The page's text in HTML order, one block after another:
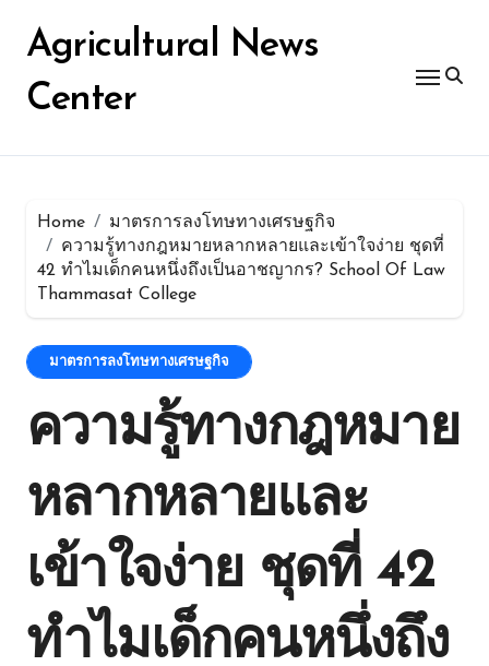
contentAgricultural News
Center
Home
มาตรการลงโทษทางเศรษฐกิจ
ความรู้ทางกฎหมายหลากหลายและเข้าใจง่าย ชุดที่
42 ทำไมเด็กคนหนึ่งถึงเป็นอาชญากร? School Of Law
Thammasat College
มาตรการลงโทษทางเศรษฐกิจ
ความรู้ทางกฎหมาย
หลากหลายและ
เข้าใจง่าย ชุดที่ 42
ทำไมเด็กคนหนึ่งถึง